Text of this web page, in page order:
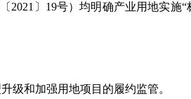
2021〕19号）均明确产业用地实施“
级和加强用地项目的履约监管。